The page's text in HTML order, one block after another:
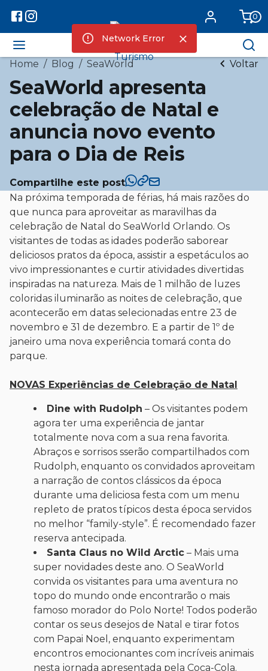
0
Home / Blog / SeaWorld Voltar
SeaWorld apresenta
celebração de Natal e
anuncia novo evento
para o Dia de Reis
Compartilhe este post
Na próxima temporada de férias, há mais razões do
que nunca para aproveitar as maravilhas da
celebração de Natal do SeaWorld Orlando. Os
visitantes de todas as idades poderão saborear
deliciosos pratos da época, assistir a espetáculos ao
vivo impressionantes e curtir atividades divertidas
inspiradas na natureza. Mais de 1 milhão de luzes
coloridas iluminarão as noites de celebração, que
acontecerão em datas selecionadas entre 23 de
novembro e 31 de dezembro. E a partir de 1º de
janeiro uma nova experiência tomará conta do
parque.
NOVAS Experiências de Celebração de Natal
Dine with Rudolph – Os visitantes podem
agora ter uma experiência de jantar
totalmente nova com a sua rena favorita.
Abraços e sorrisos sserão compartilhados com
Rudolph, enquanto os convidados aproveitam
a narração de contos clássicos da época
durante uma deliciosa festa com um menu
repleto de pratos típicos desta época servidos
no melhor “family-style”. É recomendado fazer
reserva antecipada.
Santa Claus no Wild Arctic – Mais uma
super novidades deste ano. O SeaWorld
convida os visitantes para uma aventura no
topo do mundo onde encontrarão o mais
famoso morador do Polo Norte! Todos poderão
contar os seus desejos de Natal e tirar fotos
com Papai Noel, enquanto experimentam
encontros emocionantes com incríveis animais
nesta jornada apresentada pela Coca-Cola.
Network Error